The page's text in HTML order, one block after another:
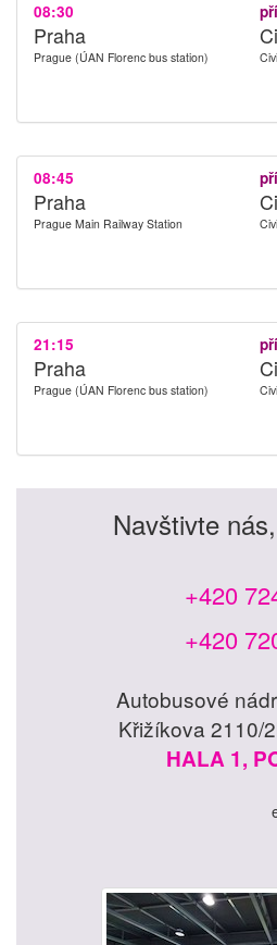
08:30
Praha
Prague (ÚAN Florenc bus station)
08:45
Praha
Prague Main Railway Station
21:15
Praha
Prague (ÚAN Florenc bus station)
Navštivte
+420
+420
Autobusové
Křižíkova 2110/
HALA 1,